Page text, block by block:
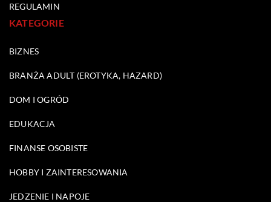
REGULAMIN
KATEGORIE
BIZNES
BRANŻA ADULT (EROTYKA, HAZARD)
DOM I OGRÓD
EDUKACJA
FINANSE OSOBISTE
HOBBY I ZAINTERESOWANIA
JEDZENIE I NAPOJE